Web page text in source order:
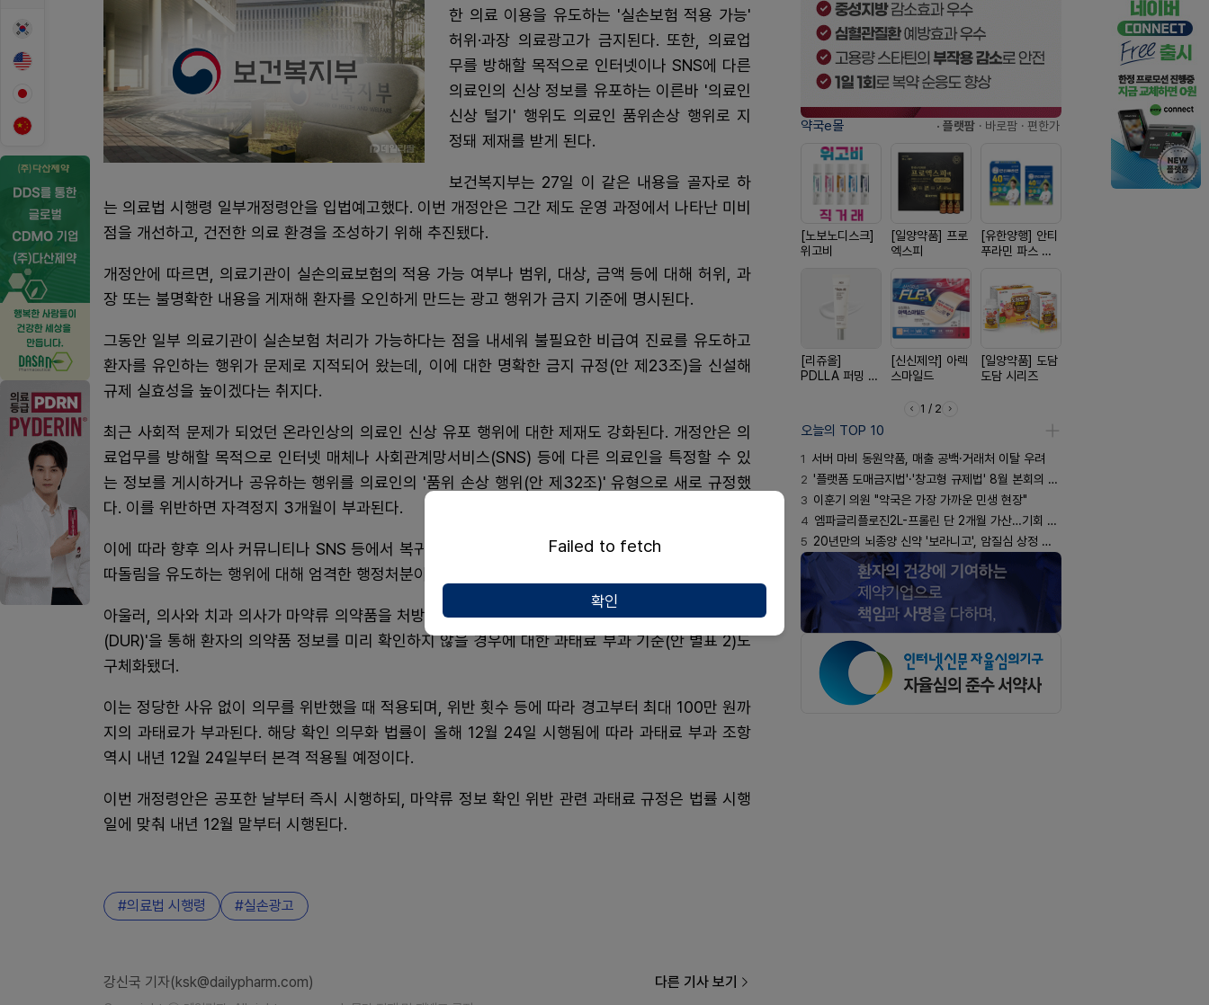
한 의료 이용을 유도하는 '실손보험 적용 가능'
허위·과장 의료광고가 금지된다. 또한, 의료업
무를 방해할 목적으로 인터넷이나 SNS에 다른
의료인의 신상 정보를 유포하는 이른바 '의료인
신상 털기' 행위도 의료인 품위손상 행위로 지
정돼 제재를 받게 된다.
보건복지부는 27일 이 같은 내용을 골자로 하
는 의료법 시행령 일부개정령안을 입법예고했다. 이번 개정안은 그간 제도 운영 과정에서 나타난 미비
점을 개선하고, 건전한 의료 환경을 조성하기 위해 추진됐다.
개정안에 따르면, 의료기관이 실손의료보험의 적용 가능 여부나 범위, 대상, 금액 등에 대해 허위, 과
장 또는 불명확한 내용을 게재해 환자를 오인하게 만드는 광고 행위가 금지 기준에 명시된다.
그동안 일부 의료기관이 실손보험 처리가 가능하다는 점을 내세워 불필요한 비급여 진료를 유도하고
환자를 유인하는 행위가 문제로 지적되어 왔는데, 이에 대한 명확한 금지 규정(안 제23조)을 신설해
규제 실효성을 높이겠다는 취지다.
최근 사회적 문제가 되었던 온라인상의 의료인 신상 유포 행위에 대한 제재도 강화된다. 개정안은 의
료업무를 방해할 목적으로 인터넷 매체나 사회관계망서비스(SNS) 등에 다른 의료인을 특정할 수 있
는 정보를 게시하거나 공유하는 행위를 의료인의 '품위 손상 행위(안 제32조)' 유형으로 새로 규정했
다. 이를 위반하면 자격정지 3개월이 부과된다.
이에 따라 향후 의사 커뮤니티나 SNS 등에서 복귀 의사 명단을 공유하는 등 보복성 신상공개나 집단
따돌림을 유도하는 행위에 대해 엄격한 행정처분이 가능해질 전망이다.
아울러, 의사와 치과 의사가 마약류 의약품을 처방하거나 직접 조제할 때 '의약품안전사용정보시스템
(DUR)'을 통해 환자의 의약품 정보를 미리 확인하지 않을 경우에 대한 과태료 부과 기준(안 별표 2)도
구체화됐더.
이는 정당한 사유 없이 의무를 위반했을 때 적용되며, 위반 횟수 등에 따라 경고부터 최대 100만 원까
지의 과태료가 부과된다. 해당 확인 의무화 법률이 올해 12월 24일 시행됨에 따라 과태료 부과 조항
역시 내년 12월 24일부터 본격 적용될 예정이다.
이번 개정령안은 공포한 날부터 즉시 시행하되, 마약류 정보 확인 위반 관련 과태료 규정은 법률 시행
일에 맞춰 내년 12월 말부터 시행된다.
의료법 시행령 실손광고
강신국 기자(ksk@dailypharm.com) 다른 기사 보기
약국e몰 · 플랫팜 · 바로팜 · 편한가
[노보노디스크]
위고비
[일양약품] 프로
엑스피
[유한양행] 안티
푸라민 파스 시
[리쥬올]
PDLLA 퍼밍 크
[신신제약] 아렉
스마일드
[일양약품] 도담
도담 시리즈
1 / 2
오늘의 TOP 10
1 서버 마비 동원약품, 매출 공백·거래처 이탈 우려
2 '플랫폼 도매금지법'·'창고형 규제법' 8월 본회의 통과 기류
3 이훈기 의원 "약국은 가장 가까운 민생 현장"
4 엠파글리플로진2L-프롤린 단 2개월 가산…기회 잡을까
5 20년만의 뇌종양 신약 '보라니고', 암질심 상정 주목
Failed to fetch
확인